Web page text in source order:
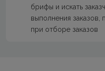
брифы и искать
выполнения
при отборе заказов